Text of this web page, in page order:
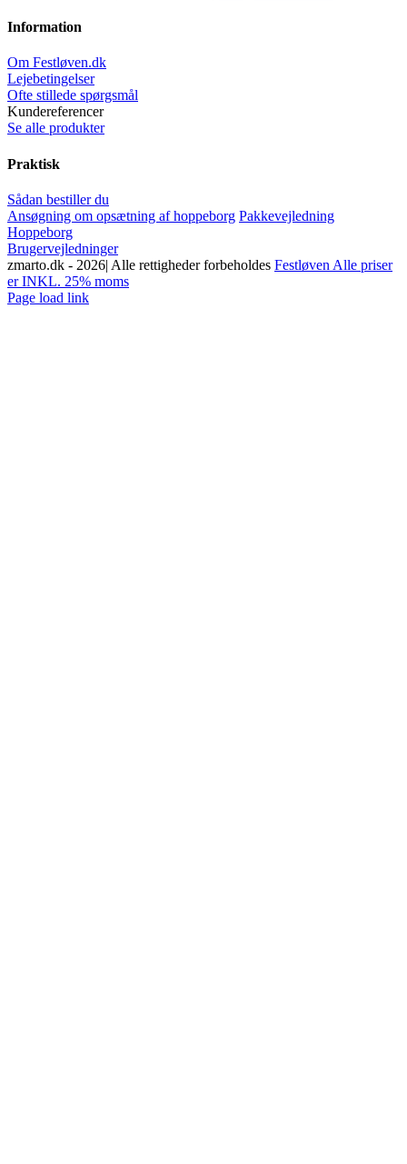
Information
Om Festløven.dk
Lejebetingelser
Ofte stillede spørgsmål
Kundereferencer
Se alle produkter
Praktisk
Sådan bestiller du
Ansøgning om opsætning af hoppeborg Pakkevejledning
Hoppeborg
Brugervejledninger
zmarto.dk - 2026| Alle rettigheder forbeholdes Festløven Alle priser
er INKL. 25% moms
Facebook
Instagram
YouTube
Page load link